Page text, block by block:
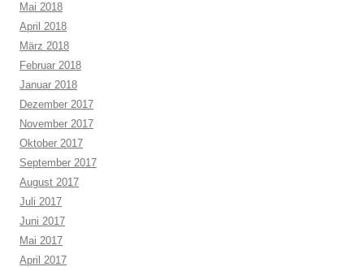
Mai 2018
April 2018
März 2018
Februar 2018
Januar 2018
Dezember 2017
November 2017
Oktober 2017
September 2017
August 2017
Juli 2017
Juni 2017
Mai 2017
April 2017